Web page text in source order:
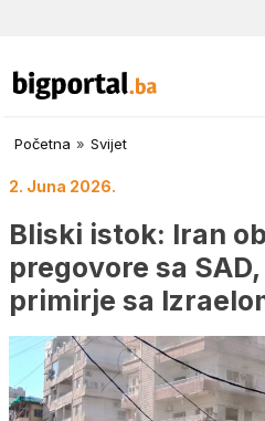
Početna » Svijet
2. Juna 2026.
Bliski istok: Iran
pregovore sa
primirje sa